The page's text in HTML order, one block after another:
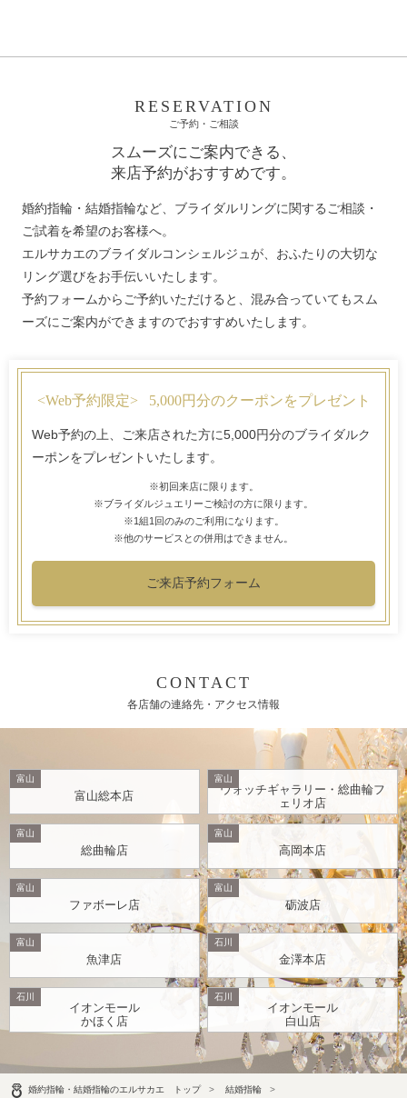
RESERVATION
ご予約・ご相談
スムーズにご案内できる、
来店予約がおすすめです。
婚約指輪・結婚指輪など、ブライダルリングに関するご相談・
ご試着を希望のお客様へ。
エルサカエのブライダルコンシェルジュが、おふたりの大切な
リング選びをお手伝いいたします。
予約フォームからご予約いただけると、混み合っていてもスム
ーズにご案内ができますのでおすすめいたします。
<Web予約限定> 5,000円分のクーポンをプレゼント
Web予約の上、ご来店された方に5,000円分のブライダルク
ーポンをプレゼントいたします。
※初回来店に限ります。
※ブライダルジュエリーご検討の方に限ります。
※1組1回のみのご利用になります。
※他のサービスとの併用はできません。
ご来店予約フォーム
CONTACT
各店舗の連絡先・アクセス情報
富山
富山総本店
富山
ウォッチギャラリー・総曲輪フ
ェリオ店
富山
総曲輪店
富山
高岡本店
富山
ファボーレ店
富山
砺波店
富山
魚津店
石川
金澤本店
石川
イオンモール
かほく店
石川
イオンモール
白山店
婚約指輪・結婚指輪のエルサカエ トップ 結婚指輪